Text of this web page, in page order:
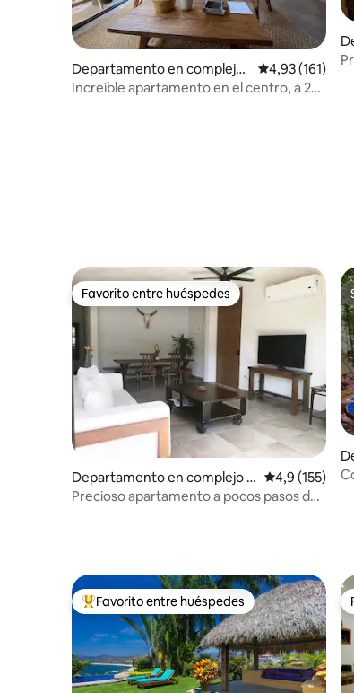
Departamento en complejo
residencial en Sayulita
Calificación
4,93 (161)
Increíble apartamento en el centro, a 2
Favorito entre huéspedes
Favorito entre huéspedes
Departamento en complejo r
esidencial en Sayulita
Calificación
4,9 (155)
Precioso apartamento a pocos pasos de
Favorito entre los huéspedes más destacados
Favorito entre huéspedes